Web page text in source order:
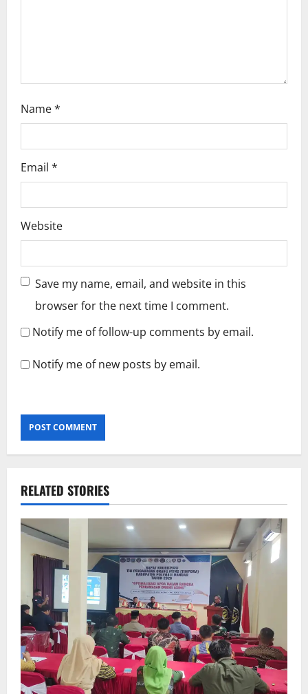
Name*
Email *
Website
Save my name, email, and website in this
browser for the next time I comment.
Notify me of follow-up comments by email.
Notify me of new posts by email.
RELATED STORIES